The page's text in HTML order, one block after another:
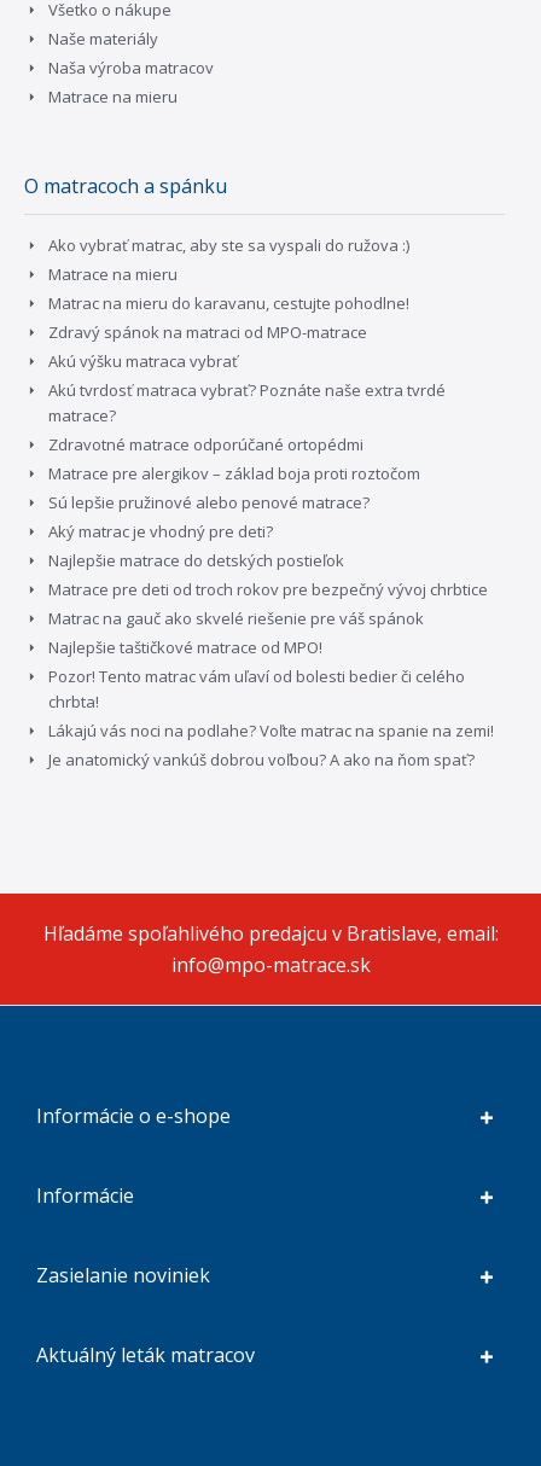
Všetko o nákupe
Naše materiály
Naša výroba matracov
Matrace na mieru
O matracoch a spánku
Ako vybrať matrac, aby ste sa vyspali do ružova :)
Matrace na mieru
Matrac na mieru do karavanu, cestujte pohodlne!
Zdravý spánok na matraci od MPO-matrace
Akú výšku matraca vybrať
Akú tvrdosť matraca vybrať? Poznáte naše extra tvrdé
matrace?
Zdravotné matrace odporúčané ortopédmi
Matrace pre alergikov – základ boja proti roztočom
Sú lepšie pružinové alebo penové matrace?
Aký matrac je vhodný pre deti?
Najlepšie matrace do detských postieľok
Matrace pre deti od troch rokov pre bezpečný vývoj chrbtice
Matrac na gauč ako skvelé riešenie pre váš spánok
Najlepšie taštičkové matrace od MPO!
Pozor! Tento matrac vám uľaví od bolesti bedier či celého
chrbta!
Lákajú vás noci na podlahe? Voľte matrac na spanie na zemi!
Je anatomický vankúš dobrou voľbou? A ako na ňom spať?
Hľadáme spoľahlivého predajcu v Bratislave, email:
info@mpo-matrace.sk
Informácie o e-shope
Informácie
Zasielanie noviniek
Aktuálný leták matracov